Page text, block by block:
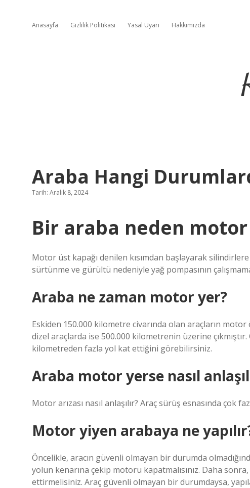
Anasayfa Gizlilik Politikası Yasal Uyarı Hakkımızda
Araba Hangi
Tarih: Aralık 8, 2024
Bir araba neden
Motor üst kapağı denilen kısımdan başlayarak
sürtünme ve gürültü nedeniyle yağ pompasının
Araba ne zaman motor yer?
Eskiden 150.000 kilometre civarında olan araçların
dizel araçlarda ise 500.000 kilometrenin üzerine
kilometreden fazla yol kat ettiğini görebilirsiniz.
Araba motor yerse nasıl
Motor arızası nasıl anlaşılır? Araç sürüş esnasında çok
Motor yiyen arabaya ne
Öncelikle, aracın güvenli olmayan bir durumda
yolun kenarına çekip motoru kapatmalısınız. Daha
ettirmelisiniz. Araç güvenli olmayan bir durumdaysa,